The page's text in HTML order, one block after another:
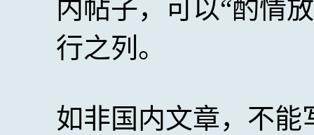
内帖子，可以“酌情
行之列。
如非国内文章，不能